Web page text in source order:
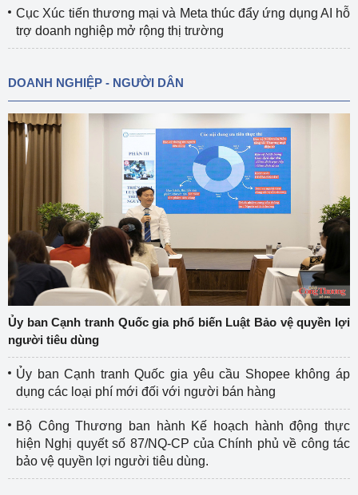
Cục Xúc tiến thương mại và Meta thúc đẩy ứng dụng AI hỗ
trợ doanh nghiệp mở rộng thị trường
DOANH NGHIỆP - NGƯỜI DÂN
Ủy ban Cạnh tranh Quốc gia phổ biến Luật Bảo vệ quyền lợi
người tiêu dùng
Ủy ban Cạnh tranh Quốc gia yêu cầu Shopee không áp
dụng các loại phí mới đối với người bán hàng
Bộ Công Thương ban hành Kế hoạch hành động thực
hiện Nghị quyết số 87/NQ-CP của Chính phủ về công tác
bảo vệ quyền lợi người tiêu dùng.